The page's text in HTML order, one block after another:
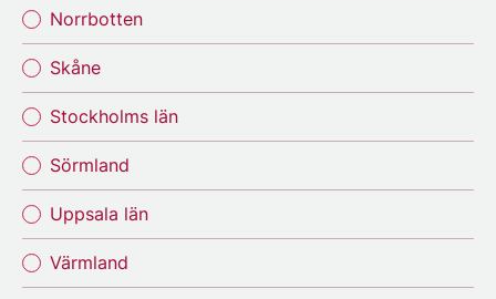
Norrbotten
Skåne
Stockholms län
Sörmland
Uppsala län
Värmland